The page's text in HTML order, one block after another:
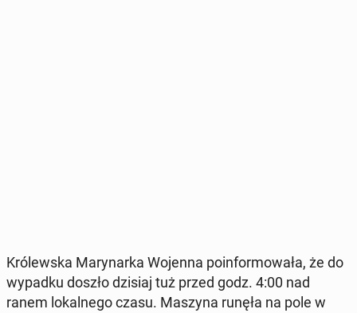
Kró­lew­ska Ma­ry­nar­ka Wojenna po­in­for­mo­wa­ła, że do
wypadku doszło dzisiaj tuż przed godz. 4:00 nad
ranem lo­kal­ne­go czasu. Maszyna runęła na pole w